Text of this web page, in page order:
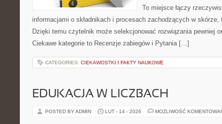
To miejsce łączy
informacjami o składnikach i procesach zachodzących w
Dzięki temu czytelnik może selekcjonować rozwiązania pewniej
Ciekawe kategorie to Recenzje zabiegów i Pytania […]
CATEGORIES: CIEKAWOSTKI I FAKTY NAUKOWE
EDUKACJA W LICZBACH
POSTED BY ADMIN LUT - 14 - 2026 MOŻLIWOŚĆ